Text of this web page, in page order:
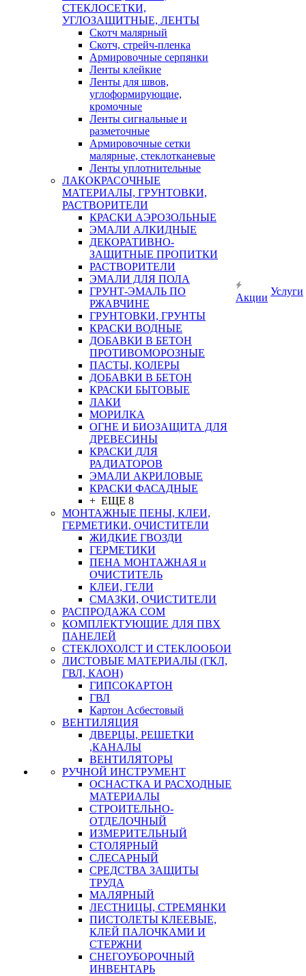
СТЕКЛОСЕТКИ,
УГЛОЗАЩИТНЫЕ, ЛЕНТЫ
Скотч малярный
Скотч, стрейч-пленка
Армировочные серпянки
Ленты клейкие
Ленты для швов,
углоформирующие,
кромочные
Ленты сигнальные и
разметочные
Армировочные сетки
малярные, стеклотканевые
Ленты уплотнительные
ЛАКОКРАСОЧНЫЕ
МАТЕРИАЛЫ, ГРУНТОВКИ,
РАСТВОРИТЕЛИ
КРАСКИ АЭРОЗОЛЬНЫЕ
ЭМАЛИ АЛКИДНЫЕ
ДЕКОРАТИВНО-
ЗАЩИТНЫЕ ПРОПИТКИ
РАСТВОРИТЕЛИ
ЭМАЛИ ДЛЯ ПОЛА
ГРУНТ-ЭМАЛЬ ПО
РЖАВЧИНЕ
ГРУНТОВКИ, ГРУНТЫ
КРАСКИ ВОДНЫЕ
ДОБАВКИ В БЕТОН
ПРОТИВОМОРОЗНЫЕ
ПАСТЫ, КОЛЕРЫ
ДОБАВКИ В БЕТОН
КРАСКИ БЫТОВЫЕ
ЛАКИ
МОРИЛКА
ОГНЕ И БИОЗАЩИТА ДЛЯ
ДРЕВЕСИНЫ
КРАСКИ ДЛЯ
РАДИАТОРОВ
ЭМАЛИ АКРИЛОВЫЕ
КРАСКИ ФАСАДНЫЕ
+ ЕЩЕ 8
МОНТАЖНЫЕ ПЕНЫ, КЛЕИ,
ГЕРМЕТИКИ, ОЧИСТИТЕЛИ
ЖИДКИЕ ГВОЗДИ
ГЕРМЕТИКИ
ПЕНА МОНТАЖНАЯ и
ОЧИСТИТЕЛЬ
КЛЕИ, ГЕЛИ
СМАЗКИ, ОЧИСТИТЕЛИ
РАСПРОДАЖА СОМ
КОМПЛЕКТУЮЩИЕ ДЛЯ ПВХ
ПАНЕЛЕЙ
СТЕКЛОХОЛСТ И СТЕКЛООБОИ
ЛИСТОВЫЕ МАТЕРИАЛЫ (ГКЛ,
ГВЛ, КАОН)
ГИПСОКАРТОН
ГВЛ
Картон Асбестовый
ВЕНТИЛЯЦИЯ
ДВЕРЦЫ, РЕШЕТКИ
,КАНАЛЫ
ВЕНТИЛЯТОРЫ
РУЧНОЙ ИНСТРУМЕНТ
ОСНАСТКА И РАСХОДНЫЕ
МАТЕРИАЛЫ
СТРОИТЕЛЬНО-
ОТДЕЛОЧНЫЙ
ИЗМЕРИТЕЛЬНЫЙ
СТОЛЯРНЫЙ
СЛЕСАРНЫЙ
СРЕДСТВА ЗАЩИТЫ
ТРУДА
МАЛЯРНЫЙ
ЛЕСТНИЦЫ, СТРЕМЯНКИ
ПИСТОЛЕТЫ КЛЕЕВЫЕ,
КЛЕЙ ПАЛОЧКАМИ И
СТЕРЖНИ
СНЕГОУБОРОЧНЫЙ
ИНВЕНТАРЬ
Акции
Услуги